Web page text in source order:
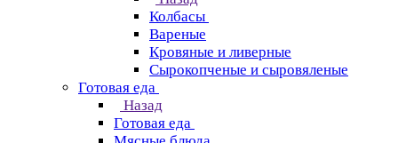
Колбасы
Вареные
Кровяные и ливерные
Сырокопченые и сыровяленые
Готовая еда
Назад
Готовая еда